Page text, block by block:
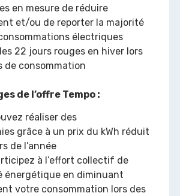
en mesure de réduire
et/ou de reporter la majorité
électriques
22 jours rouges en hiver lors
de consommation
de l’offre Tempo :
réaliser des
grâce à un prix du kWh réduit
de l’année
à l’effort collectif de
énergétique en diminuant
votre consommation lors des